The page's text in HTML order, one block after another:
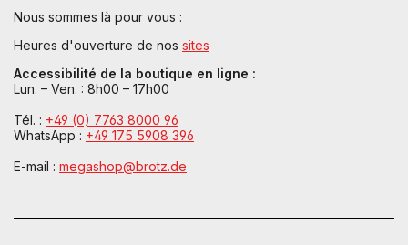
Nous sommes là pour vous :
Heures d'ouverture de nos sites
Accessibilité de la boutique en ligne :
Lun. – Ven. : 8h00 – 17h00
Tél. : +49 (0) 7763 8000 96
WhatsApp : +49 175 5908 396
E-mail : megashop@brotz.de